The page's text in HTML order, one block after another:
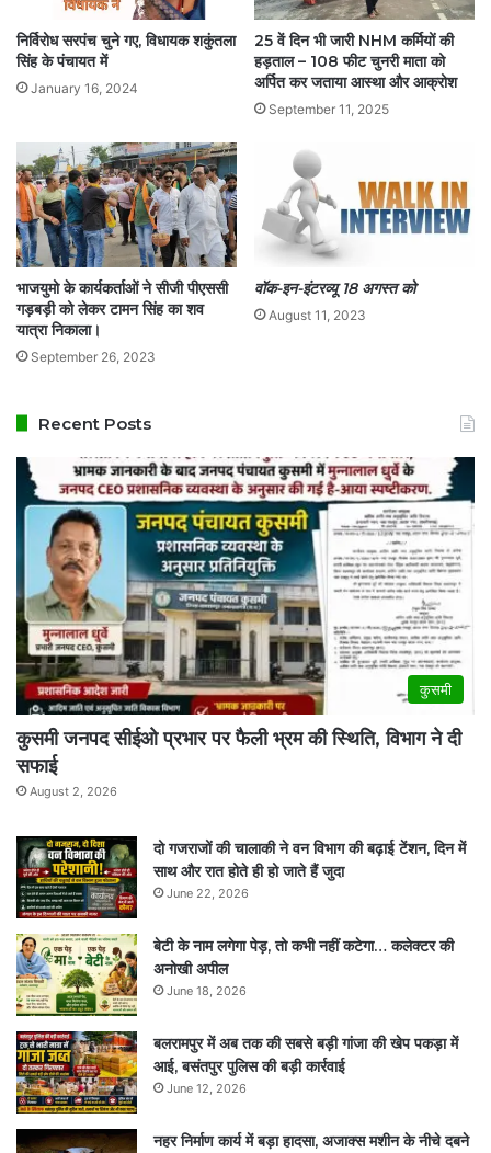
निर्विरोध सरपंच चुने गए, विधायक शकुंतला
सिंह के पंचायत में
January 16, 2024
25 वें दिन भी जारी NHM कर्मियों की
हड़ताल – 108 फीट चुनरी माता को
अर्पित कर जताया आस्था और आक्रोश
September 11, 2025
भाजयुमो के कार्यकर्ताओं ने सीजी पीएससी
गड़बड़ी को लेकर टामन सिंह का शव
यात्रा निकाला।
September 26, 2023
वॉक-इन-इंटरव्यू 18 अगस्त को
August 11, 2023
Recent Posts
कुसमी
कुसमी जनपद सीईओ प्रभार पर फैली भ्रम की स्थिति, विभाग ने दी
सफाई
August 2, 2026
दो गजराजों की चालाकी ने वन विभाग की बढ़ाई टेंशन, दिन में
साथ और रात होते ही हो जाते हैं जुदा
June 22, 2026
बेटी के नाम लगेगा पेड़, तो कभी नहीं कटेगा… कलेक्टर की
अनोखी अपील
June 18, 2026
बलरामपुर में अब तक की सबसे बड़ी गांजा की खेप पकड़ा में
आई, बसंतपुर पुलिस की बड़ी कार्रवाई
June 12, 2026
नहर निर्माण कार्य में बड़ा हादसा, अजाक्स मशीन के नीचे दबने